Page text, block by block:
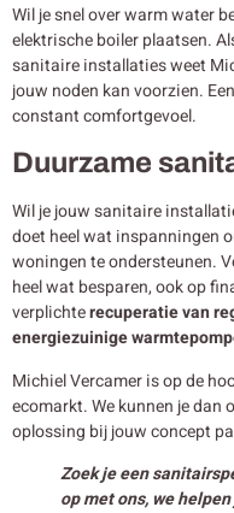
Wil je snel over warm water
elektrische boiler plaatsen.
sanitaire installaties weet
jouw noden kan voorzien.
constant comfortgevoel.
Duurzame
Wil je jouw sanitaire
doet heel wat inspanningen
woningen te ondersteunen.
heel wat besparen, ook op
verplichterecuperatie van
energiezuinige
Michiel Vercamer is op de
ecomarkt. We kunnen je dan
oplossing bij jouw concept
Zoek je een
op met ons, we